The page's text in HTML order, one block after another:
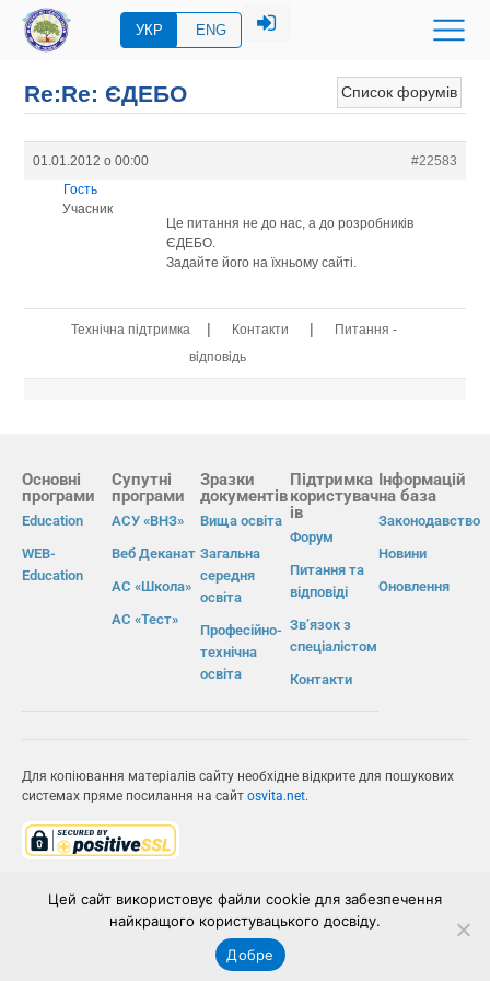
УКР ENG
Список форумів
Re:Re: ЄДЕБО
01.01.2012 о 00:00
#22583
Гость
Учасник
Це питання не до нас, а до розробників
ЄДЕБО.
Задайте його на їхньому сайті.
Технічна підтримка | Контакти |
Питання -
відповідь
Основні
програми
Education
WEB-
Education
Супутні
програми
АСУ «ВНЗ»
Веб Деканат
АС «Школа»
АС «Тест»
Зразки
документів
Вища освіта
Загальна
середня
освіта
Професійно-
технічна
освіта
Підтримка
користувач
ів
Форум
Питання та
відповіді
Зв’язок з
спеціалістом
Контакти
Інформацій
на база
Законодавство
Новини
Оновлення
Для копіювання матеріалів сайту необхідне відкрите для пошукових
системах пряме посилання на сайт osvita.net.
ІВС «ОСВІТА»
Цей сайт використовує файли cookie для забезпечення
найкращого користувацького досвіду.
Добре